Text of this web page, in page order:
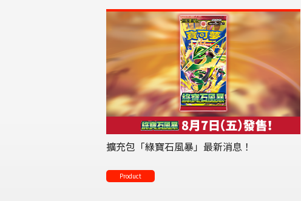
擴充包「綠寶石風暴」最新消息！
Product